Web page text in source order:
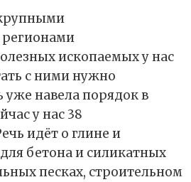
ископаемых у нас
с ними нужно
уже навела порядок в
у нас 38
идёт о глине и
бетона и силикатных
песках, строительном